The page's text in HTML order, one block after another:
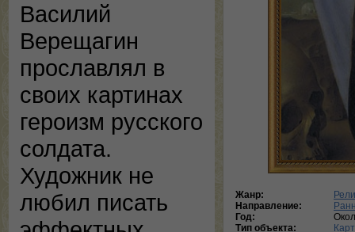
Василий
Верещагин
прославлял в
своих картинах
героизм русского
солдата.
Художник не
любил писать
Жанр:
Направление:
Год:
Тип объекта: